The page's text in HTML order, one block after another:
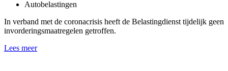
Autobelastingen
In verband met de coronacrisis heeft de Belastingdienst tijdelijk geen
invorderingsmaatregelen getroffen.
Lees meer